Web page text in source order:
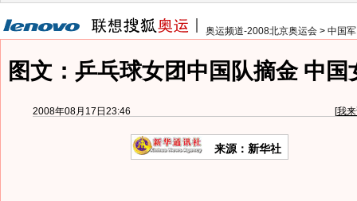
奥运频道-2008北京奥运会 > 中国
图文：乒乓球女团中国队摘金 中国
2008年08月17日23:46 [我
来源：新华社